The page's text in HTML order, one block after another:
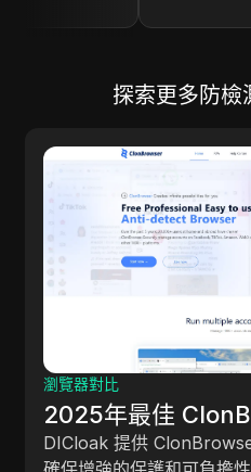
探索更多防檢
瀏覽器對比
2025年最佳
DICloak 提供